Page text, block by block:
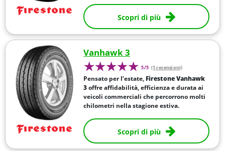
Scopri di più
Vanhawk 3
5/5 (1 recensioni)
Pensato per l’estate, Firestone Vanhawk
3offre affidabilità, efficienza e durata ai
veicoli commerciali che percorrono molti
chilometri nella stagione estiva.
Scopri di più